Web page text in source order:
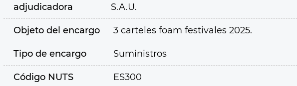
adjudicadora
S.A.U.
Objeto del encargo 3 carteles foam festivales 2025.
Tipo de encargo Suministros
Código NUTS ES300